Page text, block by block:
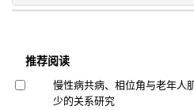
推荐阅读
慢性病共病、相位角与老年人
少的关系研究